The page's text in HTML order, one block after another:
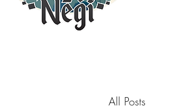
All Posts